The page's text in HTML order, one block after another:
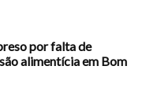
por falta de
alimentícia em Bom